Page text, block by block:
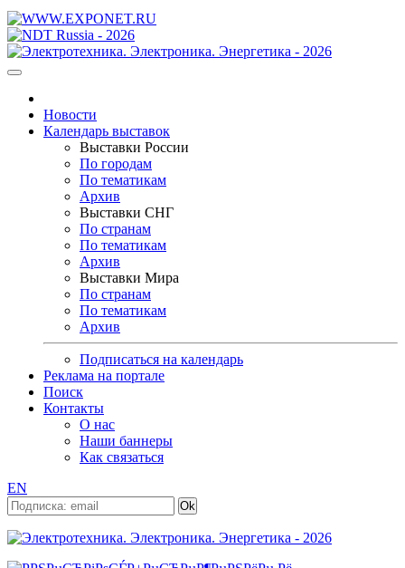
Новости
Календарь выставок
Выставки России
По городам
По тематикам
Архив
Выставки СНГ
По странам
По тематикам
Архив
Выставки Мира
По странам
По тематикам
Архив
Подписаться на календарь
Реклама на портале
Поиск
Контакты
О нас
Наши баннеры
Как связаться
EN